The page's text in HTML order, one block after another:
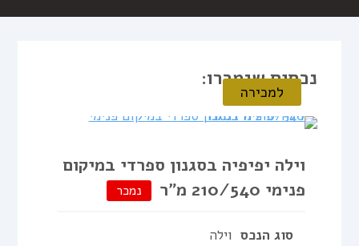
נכסים שנמכרו:
למכירה
וילה יפיפיה בסגנון ספרדי במיקום
פנימי 210/540 מ”ר
נמכר
סוג הנכס וילה